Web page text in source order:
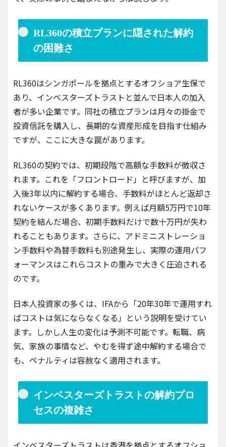
RL360の積立プランに隠された解約
の困難さ
RL360はシンガポールを拠点とするオフショア生保で
あり、インベスターズトラストと並んで日本人の加入
者が多い企業です。同社の積立プランは月々の掛金で
投資信託を購入し、長期的な資産形成を目指す仕組み
ですが、ここに大きな罠があります。
RL360の契約では、初期段階で高額な手数料が徴収さ
れます。これを「フロントロード」と呼びますが、加
入後3年以内に解約する場合、手数料がほとんど返却さ
れないケースが多くあります。例えば月額5万円で10年
契約を結んだ場合、初期手数料だけで数十万円が失わ
れることもあります。さらに、アドミニストレーショ
ン手数料や為替手数料も別途発生し、実際の運用パフ
ォーマンスはこれらコストの重みで大きく圧迫される
のです。
日本人投資家の多くは、IFAから「20年30年で運用すれ
ばコストは気にならなくなる」という説明を受けてい
ます。しかし人生の変化は予測不可能です。転職、病
気、家族の事情など、やむを得ず途中解約する場合で
も、ペナルティは容赦なく適用されます。
インベスターズトラストの解約プロ
セスの複雑さ